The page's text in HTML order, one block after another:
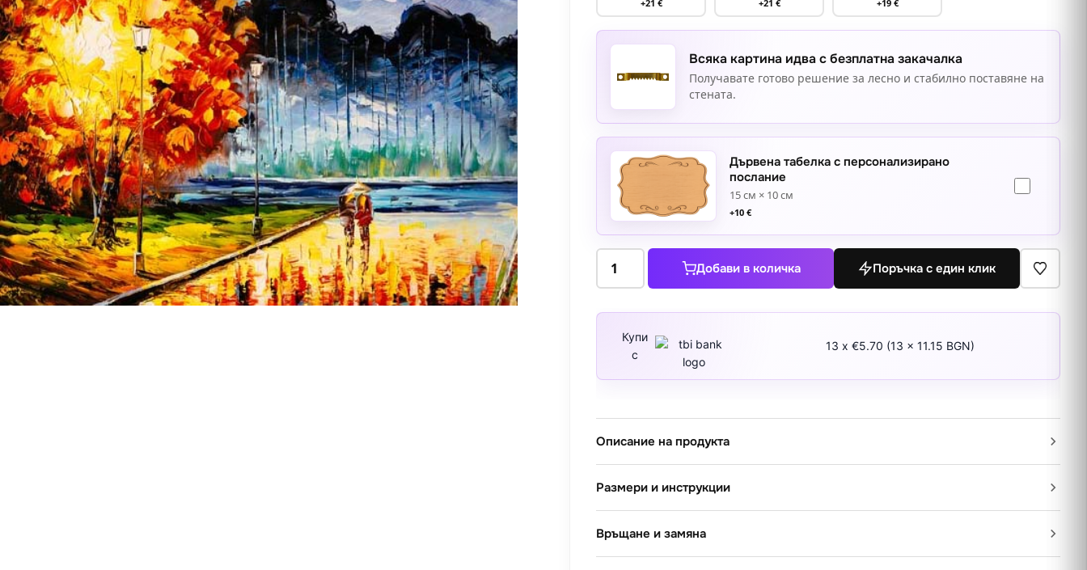
+21 €
+21 €
+19 €
Всяка картина идва с безплатна закачалка
Получавате готово решение за лесно и стабилно поставяне на
стената.
Дървена табелка с персонализирано
послание
15 см × 10 см
+10 €
количество
в
парка
Добави в количка Поръчка с един клик
Купи
с
13 x €5.70 (13 x 11.15 BGN)
Описание на продукта
Размери и инструкции
Връщане и замяна